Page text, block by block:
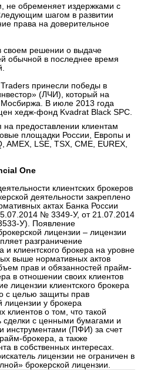
не обременяет издержками с
шагом в развитии
права на доверительное
своем решении о выдаче
обычной в последнее время
принесли победы в
(ЛЧИ), который на
В июле 2013 года
хедж-фонд Kvadrat Black SPC.
предоставлении клиентам
площадки России, Европы и
LSE, TSX, CME, EUREX,
One
клиентских брокеров
деятельности закреплено
актах Банка России
№ 3349-У, от 21.07.2014
У). Появление
лицензии – лицензии
разграничение
и клиентского брокера на уровне
выше нормативных актов
прав и обязанностей прайм-
в отношении своих клиентов
лицензии клиентского брокера
с целью защиты прав
лицензии у брокера
о том, что такой
сделки с ценными бумагами и
инструментами (ПФИ) за счет
брокера, а также
в собственных интересах.
лицензии не ограничен в
брокерской лицензии.